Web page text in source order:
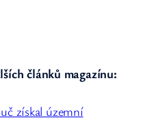
článků magazínu:
získal územní